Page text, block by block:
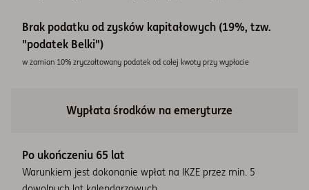
Brak podatku od zysków kapitałowych (19%, tzw.
"podatek Belki")
w zamian 10% zryczałtowany podatek od całej kwoty przy wypłacie
Wypłata środków na emeryturze
Po ukończeniu 65 lat
Warunkiem jest dokonanie wpłat na IKZE przez min. 5